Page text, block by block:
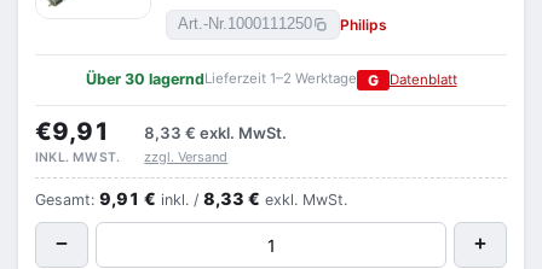
Art.-Nr.1000111250 Philips
Über 30 lagerndLieferzeit 1–2 Werktage G Datenblatt
€9,91 8,33 € exkl. MwSt.
INKL. MWST. zzgl. Versand
Gesamt: 9,91 € inkl. / 8,33 € exkl. MwSt.
− +